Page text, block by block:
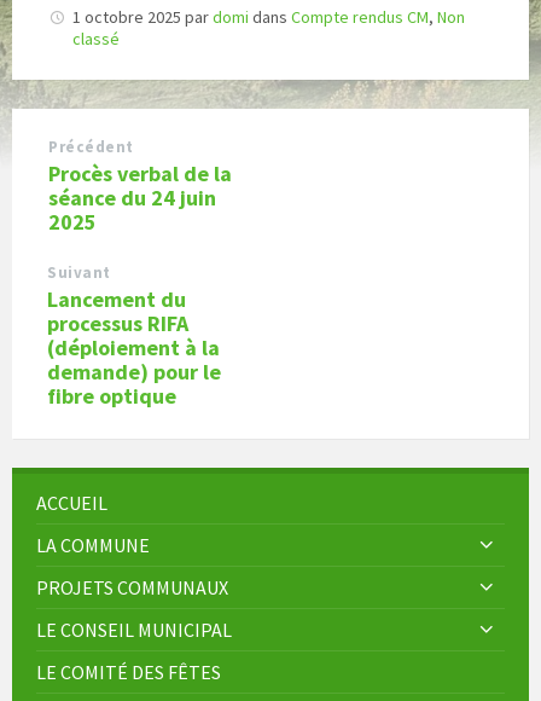
1 octobre 2025 pardomi dans Compte rendus CM, Non
classé
Précédent
Procès verbal de la
séance du 24 juin
2025
Suivant
Lancement du
processus RIFA
(déploiement à la
demande) pour le
fibre optique
ACCUEIL
LA COMMUNE
PROJETS COMMUNAUX
LE CONSEIL MUNICIPAL
LE COMITÉ DES FÊTES